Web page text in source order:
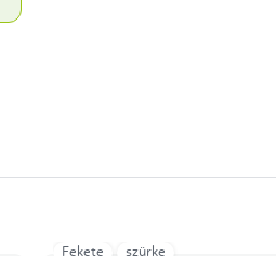
Fekete szürke